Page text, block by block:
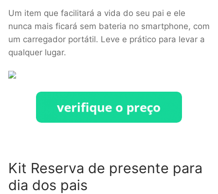
Um item que facilitará a vida do seu pai e ele
nunca mais ficará sem bateria no smartphone, com
um carregador portátil. Leve e prático para levar a
qualquer lugar.
Kit Reserva de presente para
dia dos pais